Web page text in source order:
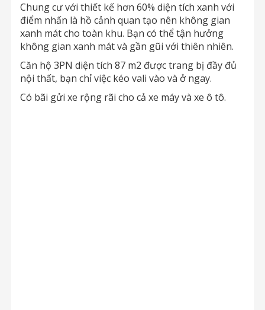
Chung cư với thiết kế hơn 60% diện tích xanh với
điểm nhấn là hồ cảnh quan tạo nên không gian
xanh mát cho toàn khu. Bạn có thể tận hưởng
không gian xanh mát và gần gũi với thiên nhiên.
Căn hộ 3PN diện tích 87 m2 được trang bị đầy đủ
nội thất, bạn chỉ việc kéo vali vào và ở ngay.
Có bãi gửi xe rộng rãi cho cả xe máy và xe ô tô.